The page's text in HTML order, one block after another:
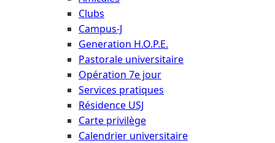
Clubs
Campus-J
Generation H.O.P.E.
Pastorale universitaire
Opération 7e jour
Services pratiques
Résidence USJ
Carte privilège
Calendrier universitaire